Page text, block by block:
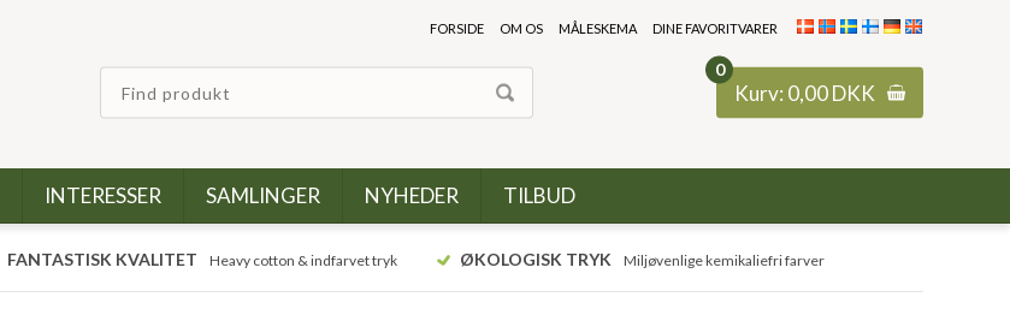
0
Kurv: 0,00DKK
FORSIDE OM OS MÅLESKEMA DINE FAVORITVARER
INTERESSER SAMLINGER NYHEDER TILBUD
FANTASTISK KVALITET Heavy cotton & indfarvet tryk ØKOLOGISK TRYK Miljøvenlige kemikaliefri farver